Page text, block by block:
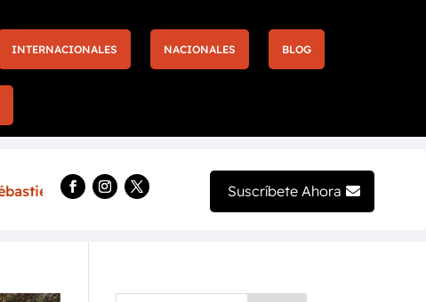
INTERNACIONALES NACIONALES BLOG
Más entradas y nuevas experiencias llegan a la F1 de
Suscríbete Ahora